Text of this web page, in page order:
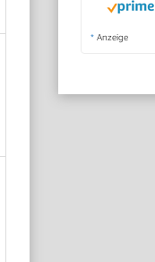
* Anzeige